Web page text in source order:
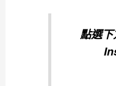
點選